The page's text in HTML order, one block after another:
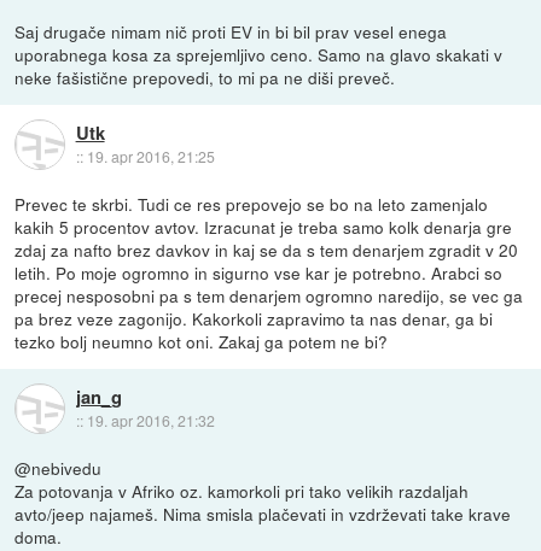
Saj drugače nimam nič proti EV in bi bil prav vesel enega
uporabnega kosa za sprejemljivo ceno. Samo na glavo skakati v
neke fašistične prepovedi, to mi pa ne diši preveč.
Utk
:: 19. apr 2016, 21:25
Prevec te skrbi. Tudi ce res prepovejo se bo na leto zamenjalo
kakih 5 procentov avtov. Izracunat je treba samo kolk denarja gre
zdaj za nafto brez davkov in kaj se da s tem denarjem zgradit v 20
letih. Po moje ogromno in sigurno vse kar je potrebno. Arabci so
precej nesposobni pa s tem denarjem ogromno naredijo, se vec ga
pa brez veze zagonijo. Kakorkoli zapravimo ta nas denar, ga bi
tezko bolj neumno kot oni. Zakaj ga potem ne bi?
jan_g
:: 19. apr 2016, 21:32
@nebivedu
Za potovanja v Afriko oz. kamorkoli pri tako velikih razdaljah
avto/jeep najameš. Nima smisla plačevati in vzdrževati take krave
doma.